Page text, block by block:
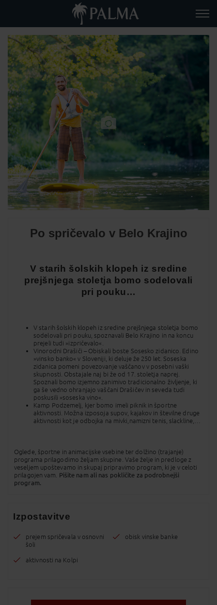
Po spričevalo v Belo Krajino
V starih šolskih klopeh iz sredine
prejšnjega stoletja bomo sodelovali
pri pouku…
V starih šolskih klopeh iz sredine prejšnjega stoletja bomo
sodelovali pri pouku, spoznavali Belo Krajino in na koncu
prejeli tudi »izpričevalo«.
Vinorodni Drašiči – Obiskali boste Sosesko zidanico. Edino
»vinsko banko« v Sloveniji, ki deluje že 250 let. Soseska
zidanica pomeni povezovanje vaščanov v posebni vaški
skupnosti. Obstajale naj bi že od 17. stoletja naprej.
Spoznali bomo izjemno zanimivo tradicionalno življenje, ki
ga še vedno ohranjajo vaščani Drašičev in seveda tudi
poskusili »soseska vino«.
Kamp Podzemelj, kjer bomo imeli piknik in športne
aktivnosti. Možna izposoja supov, kajakov in številne druge
aktivnosti kot je odbojka na mivki,namizni tenis, slackline,…
Oglede, športne in animacijske vsebine ter dolžino (trajanje)
programa prilagodimo željam skupine. Vaše želje in predloge z
veseljem upoštevamo in skupaj pripravimo program, ki je v celoti
prilagojen vam. Pišite nam ali nas pokličite za podrobnejši
program.
Izpostavitve
prejem spričevala v osnovni
šoli
obisk vinske banke
aktivnosti na Kolpi